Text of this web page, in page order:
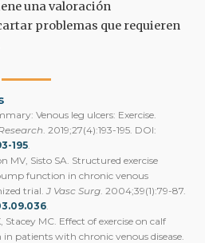
una valoración
problemas que requieren
Venous leg ulcers: Exercise
. 2019;27(4):193-195. DOI:
195
MV, Sisto SA. Structured exercise
function in chronic venous
trial J Vasc Surg . 2004;39(1):79-87.
Stacey MC. Effect of exercise on calf
patients with chronic venous disease